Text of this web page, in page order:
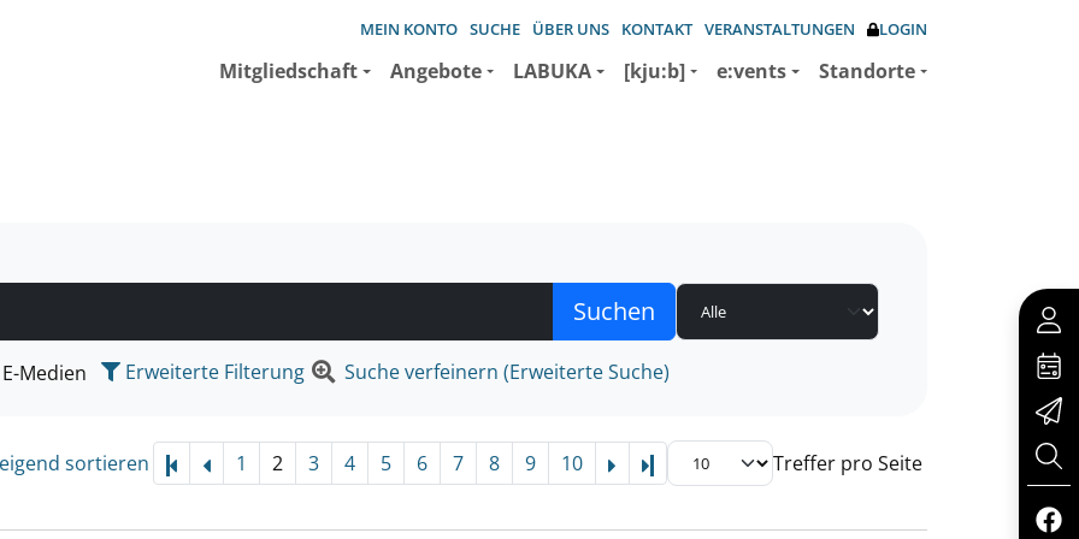
MEIN KONTO SUCHE ÜBER UNS KONTAKT VERANSTALTUNGEN LOGIN
Mitgliedschaft Angebote LABUKA [kju:b] e:vents Standorte
suchen wollen.
E-Medien Erweiterte Filterung Suche verfeinern (Erweiterte Suche)
sortieren 1 2 3 4 5 6 7 8 9 10 Letzte Seite Treffer pro Seite